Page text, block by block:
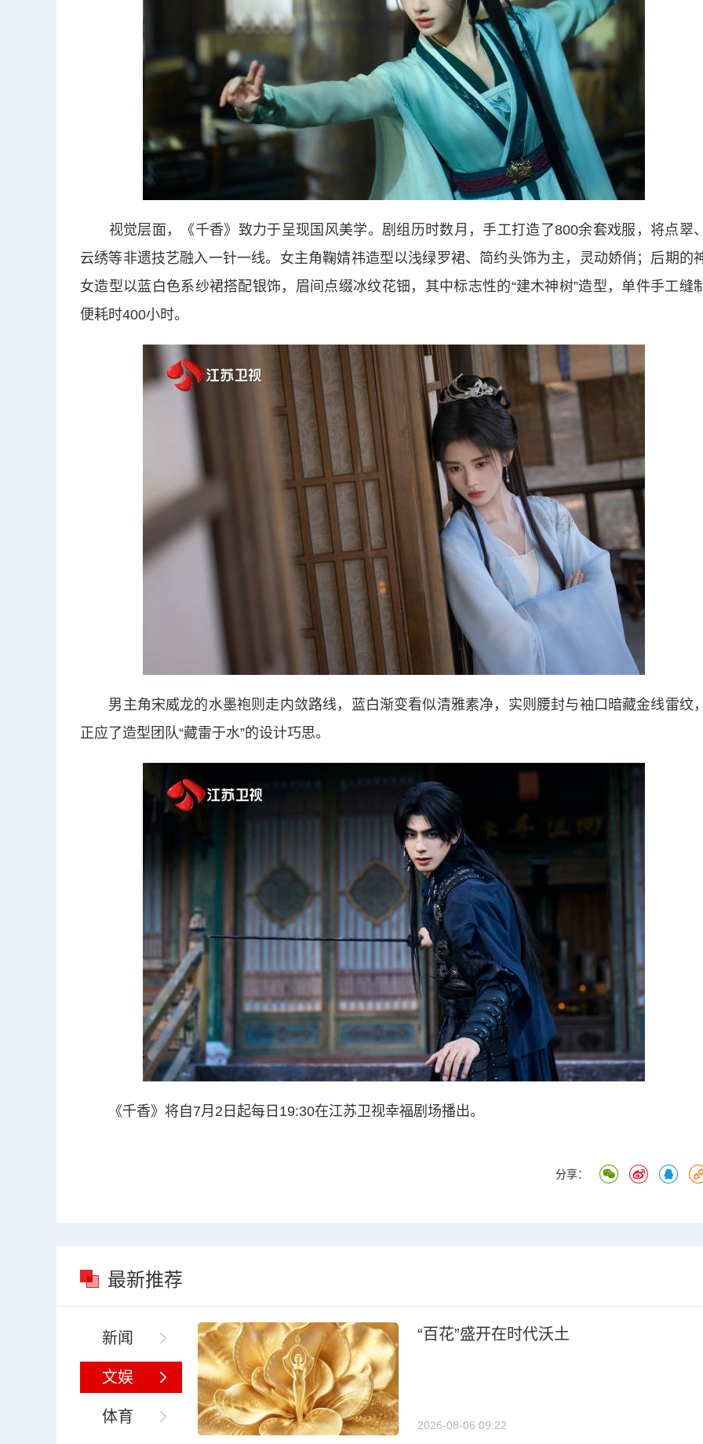
视觉层面，《千香》致力于呈现国风美学。剧组历时数月，手工打造了800余套戏服，将点翠
云绣等非遗技艺融入一针一线。女主角鞠婧祎造型以浅绿罗裙、简约头饰为主，灵动娇俏；后期的
女造型以蓝白色系纱裙搭配银饰，眉间点缀冰纹花钿，其中标志性的“建木神树”造型，单件手工缝
便耗时400小时。
男主角宋威龙的水墨袍则走内敛路线，蓝白渐变看似清雅素净，实则腰封与袖口暗藏金线雷纹
正应了造型团队“藏雷于水”的设计巧思。
《千香》将自7月2日起每日19:30在江苏卫视幸福剧场播出。
分享：
最新推荐
新闻
文娱
体育
“百花”盛开在时代沃土
2026-08-06 09:22